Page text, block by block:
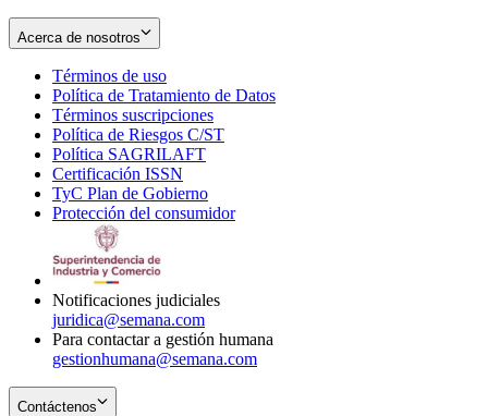
Acerca de nosotros
Términos de uso
in
new
window
Política de Tratamiento de Datos
Términos suscripciones
in
Política de Riesgos C/ST
Política SAGRILAFT
new
window
Certificación ISSN
in
new
TyC Plan de Gobierno
in
Protección del consumidorOpens
Notificaciones judiciales
juridica@semana.com
Para contactar a gestión humana
gestionhumana@semana.com
Contáctenos